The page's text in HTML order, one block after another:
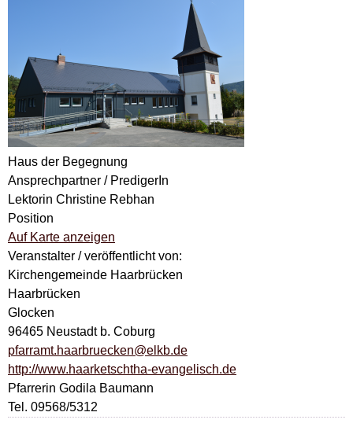
Haus der Begegnung
Ansprechpartner / PredigerIn
Lektorin Christine Rebhan
Position
Auf Karte anzeigen
Veranstalter / veröffentlicht von:
Kirchengemeinde Haarbrücken
Haarbrücken
Glocken
96465 Neustadt b. Coburg
pfarramt.haarbruecken@elkb.de
http://www.haarketschtha-evangelisch.de
Pfarrerin Godila Baumann
Tel. 09568/5312